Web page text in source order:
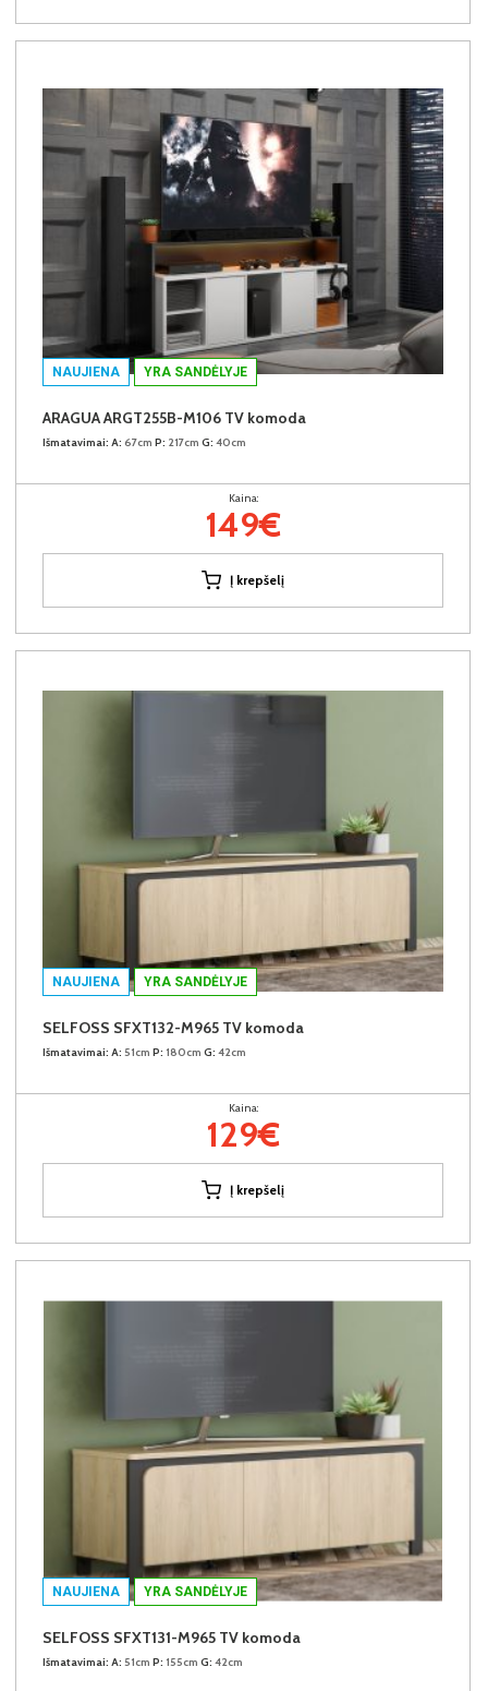
NAUJIENA YRA SANDĖLYJE
ARAGUA ARGT255B-M106 TV komoda
Išmatavimai: A: 67cm P: 217cm G: 40cm
Kaina:
149€
Į krepšelį
NAUJIENA YRA SANDĖLYJE
SELFOSS SFXT132-M965 TV komoda
Išmatavimai: A: 51cm P: 180cm G: 42cm
Kaina:
129€
Į krepšelį
NAUJIENA YRA SANDĖLYJE
SELFOSS SFXT131-M965 TV komoda
Išmatavimai: A: 51cm P: 155cm G: 42cm